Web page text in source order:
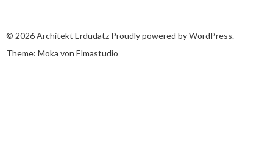
© 2026Architekt Erdudatz Proudly powered byWordPress.
Theme: Moka von Elmastudio